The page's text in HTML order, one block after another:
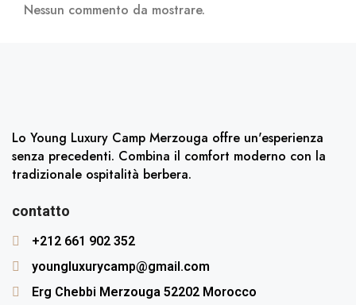
Nessun commento da mostrare.
Lo Young Luxury Camp Merzouga offre un'esperienza
senza precedenti. Combina il comfort moderno con la
tradizionale ospitalità berbera.
contatto
+212 661 902 352
youngluxurycamp@gmail.com
Erg Chebbi Merzouga 52202 Morocco